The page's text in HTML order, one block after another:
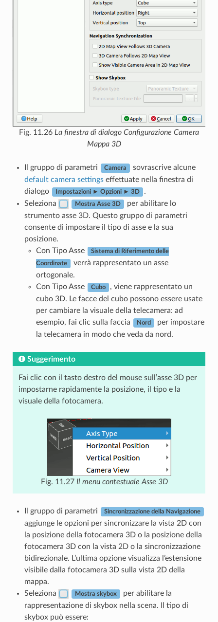
Fig. 11.26 La finestra di dialogo Configurazione Camera
Mappa 3D
Il gruppo di parametri Camera
sovrascrive alcune
default camera settingseffettuate nella finestra di
dialogo
Impostazioni ► Opzioni ► 3D
.
Seleziona
Mostra Asse 3D
per abilitare lo
strumento asse 3D. Questo gruppo di parametri
consente di impostare il tipo di asse e la sua
posizione.
Con Tipo Asse
Sistema di Riferimento delle
Coordinate
verrà rappresentato un asse
ortogonale.
Con Tipo Asse
Cubo
, viene rappresentato un
cubo 3D. Le facce del cubo possono essere usate
per cambiare la visuale della telecamera: ad
esempio, fai clic sulla faccia
Nord
per impostare
la telecamera in modo che veda da nord.
Suggerimento
Fai clic con il tasto destro del mouse sull’asse 3D per
impostarne rapidamente la posizione, il tipo e la
visuale della fotocamera.
Fig. 11.27 Il menu contestuale Asse 3D
Il gruppo di parametri Sincronizzazione della Navigazione
aggiunge le opzioni per sincronizzare la vista 2D con
la posizione della fotocamera 3D o la posizione della
fotocamera 3D con la vista 2D o la sincronizzazione
bidirezionale. L’ultima opzione visualizza l’estensione
visibile dalla fotocamera 3D sulla vista 2D della
mappa.
Seleziona
Mostra skybox
per abilitare la
rappresentazione di skybox nella scena. Il tipo di
skybox può essere: